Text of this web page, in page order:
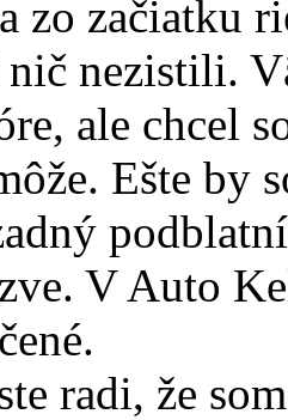
zo začiatku
nezistili.
ale chcel
Ešte by
V Auto
radi, že